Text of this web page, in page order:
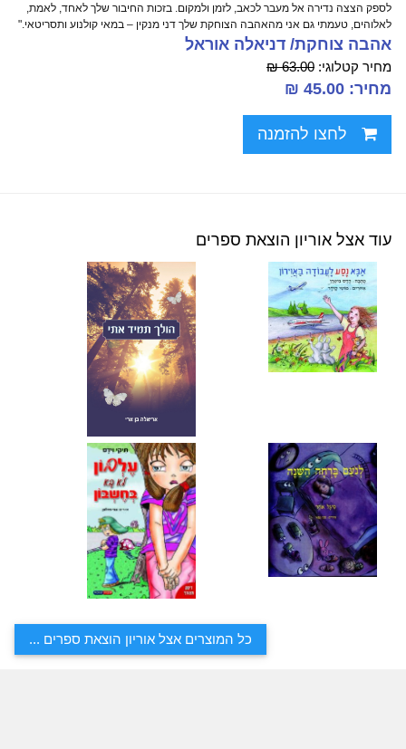
לספק הצצה נדירה אל מעבר לכאב, לזמן ולמקום. בזכות החיבור שלך לאחד, לאמת,
לאלוהים, טעמתי גם אני מהאהבה הצוחקת שלך דני מנקין – במאי קולנוע ותסריטאי."
אהבה צוחקת/ דניאלה אוראל
מחיר קטלוגי: 63.00 ₪
מחיר: 45.00 ₪
לחצו להזמנה
עוד אצל אוריון הוצאת ספרים
כל המוצרים אצל אוריון הוצאת ספרים ...